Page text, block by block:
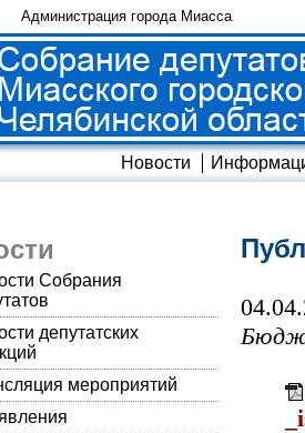
Администрация города Миасса
Новости
Собрания
депутатских
мероприятий